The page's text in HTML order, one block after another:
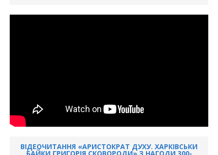
ВІДЕОЧИТАННЯ «АРИСТОКРАТ ДУХУ. ХАРКІВСЬКИ
БАЙКИ ГРИГОРІЯ СКОВОРОДИ» З НАГОДИ 300-